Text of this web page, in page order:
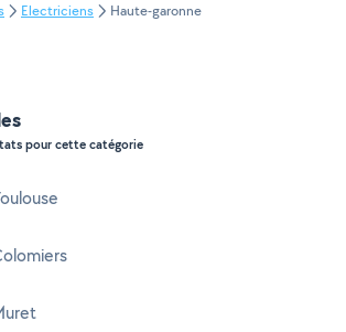
Electriciens Haute-garonne
pour cette catégorie